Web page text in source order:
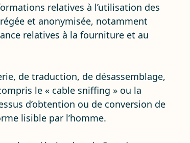
relatives à l’utilisation des
et anonymisée, notamment
relatives à la fourniture et au
de traduction, de désassemblage,
le « cable sniffing » ou la
d’obtention ou de conversion de
lisible par l’homme.